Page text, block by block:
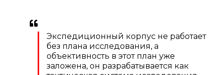
Экспедиционный корпус не работает
без плана исследования, а
объективность в этот план уже
заложена, он разрабатывается как